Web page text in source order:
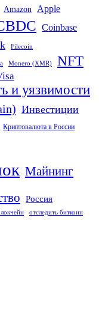
Amazon Apple
Coinbase
Filecoin
Monero (XMR) NFT
и уязвимости
Инвестиции
Криптовалюта в России
Майнинг
Россия
отследить биткоин